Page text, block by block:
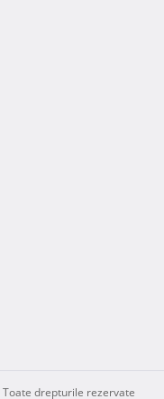
Toate drepturile rezervate